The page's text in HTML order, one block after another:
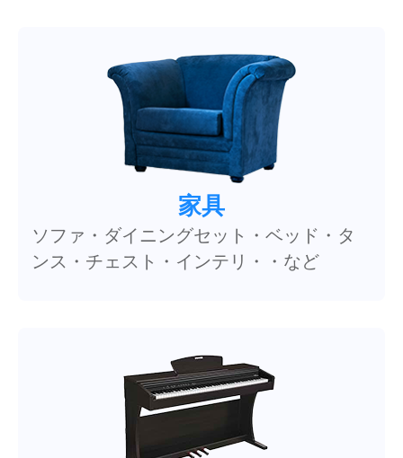
家具
ソファ・ダイニングセット・ベッド・タ
ンス・チェスト・インテリ・・など